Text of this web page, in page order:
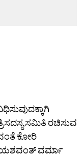
ಸಮಿತಿ ರಚಿಸುವ
ಕೋರಿ
ಯಶವಂತ್‌ ವರ್ಮಾ